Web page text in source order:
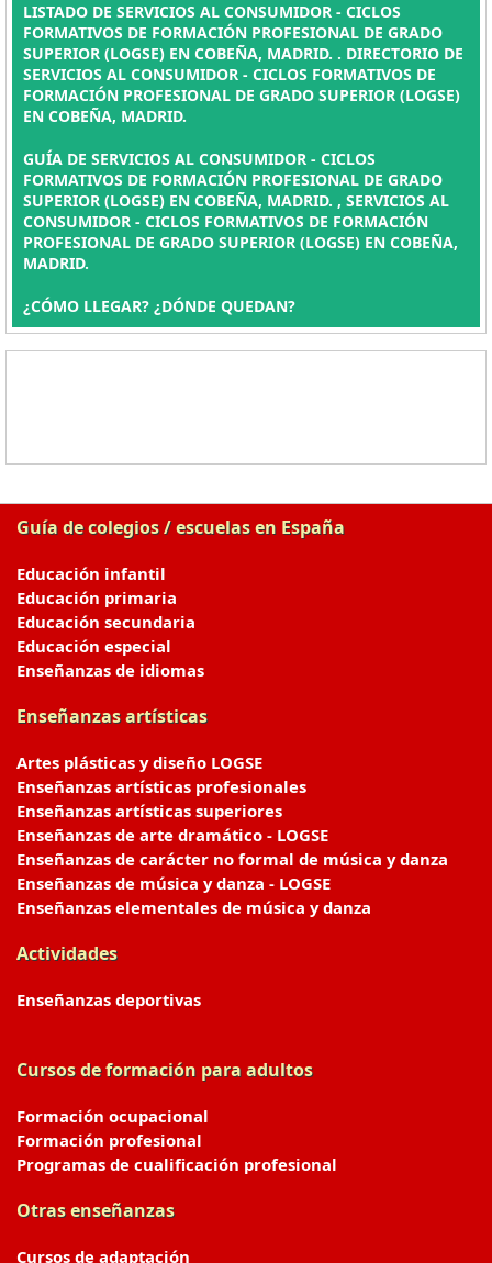
LISTADO DE SERVICIOS AL CONSUMIDOR - CICLOS
FORMATIVOS DE FORMACIÓN PROFESIONAL DE GRADO
SUPERIOR (LOGSE) EN COBEÑA, MADRID. . DIRECTORIO DE
SERVICIOS AL CONSUMIDOR - CICLOS FORMATIVOS DE
FORMACIÓN PROFESIONAL DE GRADO SUPERIOR (LOGSE)
EN COBEÑA, MADRID.
GUÍA DE SERVICIOS AL CONSUMIDOR - CICLOS
FORMATIVOS DE FORMACIÓN PROFESIONAL DE GRADO
SUPERIOR (LOGSE) EN COBEÑA, MADRID. , SERVICIOS AL
CONSUMIDOR - CICLOS FORMATIVOS DE FORMACIÓN
PROFESIONAL DE GRADO SUPERIOR (LOGSE) EN COBEÑA,
MADRID.
¿CÓMO LLEGAR? ¿DÓNDE QUEDAN?
Guía de colegios / escuelas en España
Educación infantil
Educación primaria
Educación secundaria
Educación especial
Enseñanzas de idiomas
Enseñanzas artísticas
Artes plásticas y diseño LOGSE
Enseñanzas artísticas profesionales
Enseñanzas artísticas superiores
Enseñanzas de arte dramático - LOGSE
Enseñanzas de carácter no formal de música y danza
Enseñanzas de música y danza - LOGSE
Enseñanzas elementales de música y danza
Actividades
Enseñanzas deportivas
Cursos de formación para adultos
Formación ocupacional
Formación profesional
Programas de cualificación profesional
Otras enseñanzas
Cursos de adaptación